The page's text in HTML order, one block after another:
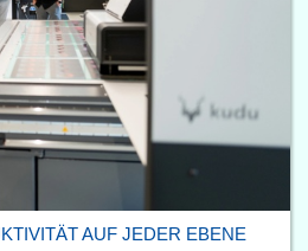
AUF JEDER EBENE